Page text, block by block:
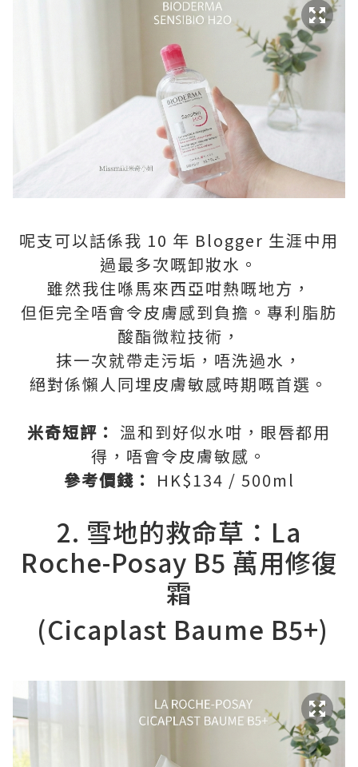
呢支可以話係我 10 年 Blogger 生涯中用
過最多次嘅卸妝水。
雖然我住喺馬來西亞咁熱嘅地方，
但佢完全唔會令皮膚感到負擔。專利脂肪
酸酯微粒技術，
抹一次就帶走污垢，唔洗過水，
絕對係懶人同埋皮膚敏感時期嘅首選。
米奇短評： 溫和到好似水咁，眼唇都用
得，唔會令皮膚敏感。
參考價錢： HK$134 / 500ml
2. 雪地的救命草：La
Roche-Posay B5 萬用修復
霜
(Cicaplast Baume B5+)